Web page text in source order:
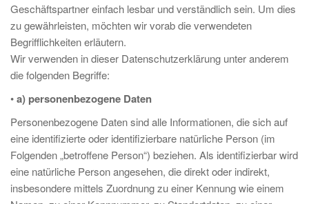
Geschäftspartner einfach lesbar und verständlich sein. Um dies
zu gewährleisten, möchten wir vorab die verwendeten
Begrifflichkeiten erläutern.
Wir verwenden in dieser Datenschutzerklärung unter anderem
die folgenden Begriffe:
•a) personenbezogene Daten
Personenbezogene Daten sind alle Informationen, die sich auf
eine identifizierte oder identifizierbare natürliche Person (im
Folgenden „betroffene Person“) beziehen. Als identifizierbar wird
eine natürliche Person angesehen, die direkt oder indirekt,
insbesondere mittels Zuordnung zu einer Kennung wie einem